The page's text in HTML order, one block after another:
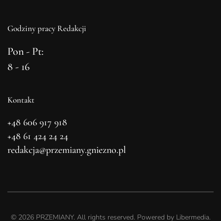
Godziny pracy Redakcji
Pon - Pt:
8 - 16
Kontakt
+48 606 917 918
+48 61 424 24 24
redakcja@przemiany.gniezno.pl
© 2026PRZEMIANY. All rights reserved. Powered by Libermedia.